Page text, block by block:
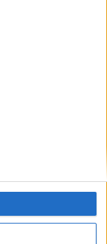
te daremos
consejos para tu